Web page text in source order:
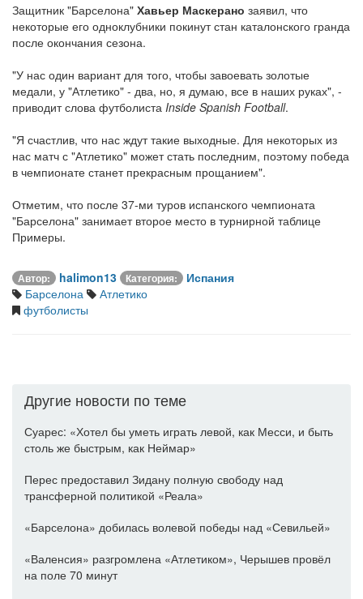
Защитник "Барселона" Хавьер Маскерано заявил, что
некоторые его одноклубники покинут стан каталонского гранда
после окончания сезона.
"У нас один вариант для того, чтобы завоевать золотые
медали, у "Атлетико" - два, но, я думаю, все в наших руках", -
приводит слова футболиста Inside Spanish Football.
"Я счастлив, что нас ждут такие выходные. Для некоторых из
нас матч с "Атлетико" может стать последним, поэтому победа
в чемпионате станет прекрасным прощанием".
Отметим, что после 37-ми туров испанского чемпионата
"Барселона" занимает второе место в турнирной таблице
Примеры.
Автор: halimon13 Категория:
Испания
Барселона
Атлетико
футболисты
Другие новости по теме
Суарес: «Хотел бы уметь играть левой, как Месси, и быть
столь же быстрым, как Неймар»
Перес предоставил Зидану полную свободу над
трансферной политикой «Реала»
«Барселона» добилась волевой победы над «Севильей»
«Валенсия» разгромлена «Атлетиком», Черышев провёл
на поле 70 минут